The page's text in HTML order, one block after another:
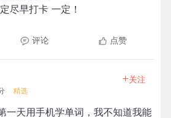
尽早打卡 一定！
评论 点赞
精选
+关注
一天用手机学单词，我不知道我能